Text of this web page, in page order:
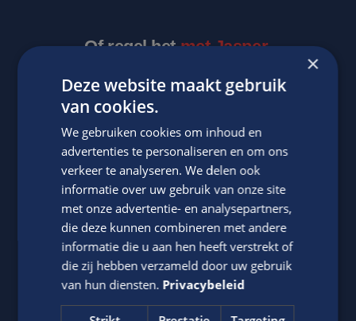
Of regel hetmet Jasper.
Jasper Bout
Neem contact op met ons via telefoon of e-mail.
06-22790494
StuurWhatsApp bericht
×
Deze website maakt gebruik
van cookies.
We gebruiken cookies om inhoud en
advertenties te personaliseren en om ons
verkeer te analyseren. We delen ook
informatie over uw gebruik van onze site
met onze advertentie- en analysepartners,
die deze kunnen combineren met andere
informatie die u aan hen heeft verstrekt of
die zij hebben verzameld door uw gebruik
van hun diensten. Privacybeleid